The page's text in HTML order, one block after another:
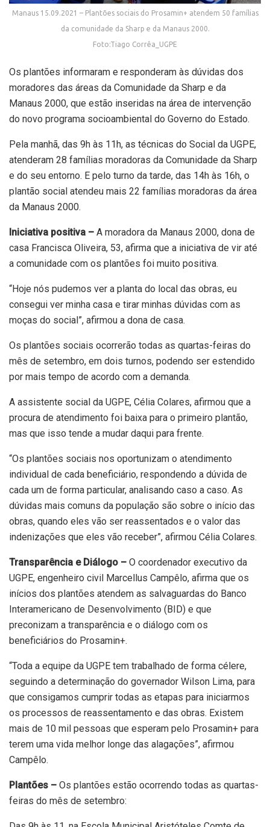
Manaus 15.09.2021 – Plantões sociais do Prosamin+ atendem 50 famílias
da comunidade da Sharp e da Manaus 2000.
Foto:Tiago Corrêa_UGPE
Os plantões informaram e responderam às dúvidas dos
moradores das áreas da Comunidade da Sharp e da
Manaus 2000, que estão inseridas na área de intervenção
do novo programa socioambiental do Governo do Estado.
Pela manhã, das 9h às 11h, as técnicas do Social da UGPE,
atenderam 28 famílias moradoras da Comunidade da Sharp
e do seu entorno. E pelo turno da tarde, das 14h às 16h, o
plantão social atendeu mais 22 famílias moradoras da área
da Manaus 2000.
Iniciativa positiva – A moradora da Manaus 2000, dona de
casa Francisca Oliveira, 53, afirma que a iniciativa de vir até
a comunidade com os plantões foi muito positiva.
“Hoje nós pudemos ver a planta do local das obras, eu
consegui ver minha casa e tirar minhas dúvidas com as
moças do social”, afirmou a dona de casa.
Os plantões sociais ocorrerão todas as quartas-feiras do
mês de setembro, em dois turnos, podendo ser estendido
por mais tempo de acordo com a demanda.
A assistente social da UGPE, Célia Colares, afirmou que a
procura de atendimento foi baixa para o primeiro plantão,
mas que isso tende a mudar daqui para frente.
“Os plantões sociais nos oportunizam o atendimento
individual de cada beneficiário, respondendo a dúvida de
cada um de forma particular, analisando caso a caso. As
dúvidas mais comuns da população são sobre o início das
obras, quando eles vão ser reassentados e o valor das
indenizações que eles vão receber”, afirmou Célia Colares.
Transparência e Diálogo – O coordenador executivo da
UGPE, engenheiro civil Marcellus Campêlo, afirma que os
inícios dos plantões atendem as salvaguardas do Banco
Interamericano de Desenvolvimento (BID) e que
preconizam a transparência e o diálogo com os
beneficiários do Prosamin+.
“Toda a equipe da UGPE tem trabalhado de forma célere,
seguindo a determinação do governador Wilson Lima, para
que consigamos cumprir todas as etapas para iniciarmos
os processos de reassentamento e das obras. Existem
mais de 10 mil pessoas que esperam pelo Prosamin+ para
terem uma vida melhor longe das alagações”, afirmou
Campêlo.
Plantões – Os plantões estão ocorrendo todas as quartas-
feiras do mês de setembro: